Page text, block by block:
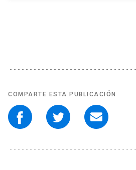
COMPARTE ESTA PUBLICACIÓN